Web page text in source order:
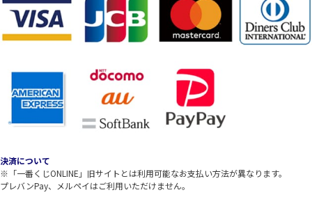
決済について
※「一番くじONLINE」旧サイトとは利用可能なお支払い方法が異なります。
プレバンPay、メルペイはご利用いただけません。